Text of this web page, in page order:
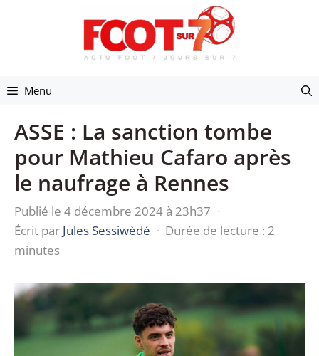
Menu
ASSE : La sanction tombe
pour Mathieu Cafaro après
le naufrage à Rennes
Publié le 4 décembre 2024 à 23h37 ·
Écrit par Jules Sessiwèdé · Durée de lecture : 2
minutes